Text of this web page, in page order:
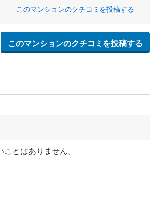
このマンションのクチコミを投稿する
このマンションのクチコミを投稿する
とはありません。